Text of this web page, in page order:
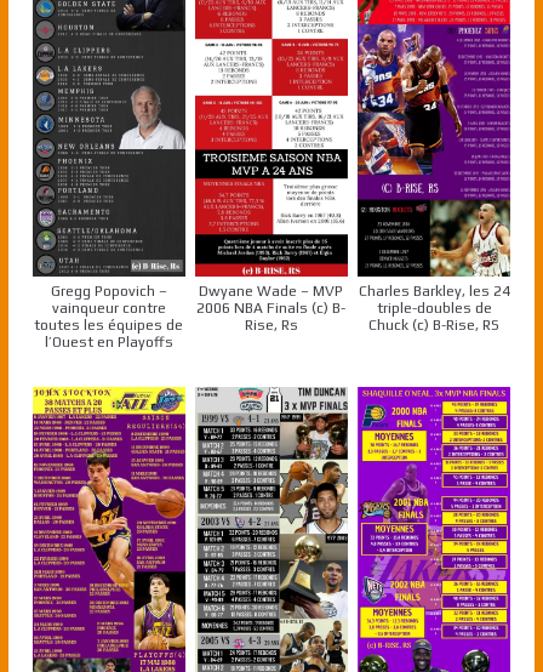
Gregg Popovich –
vainqueur contre
toutes les équipes de
l’Ouest en Playoffs
Dwyane Wade – MVP
2006 NBA Finals (c) B-
Rise, Rs
Charles Barkley, les 24
triple-doubles de
Chuck (c) B-Rise, RS